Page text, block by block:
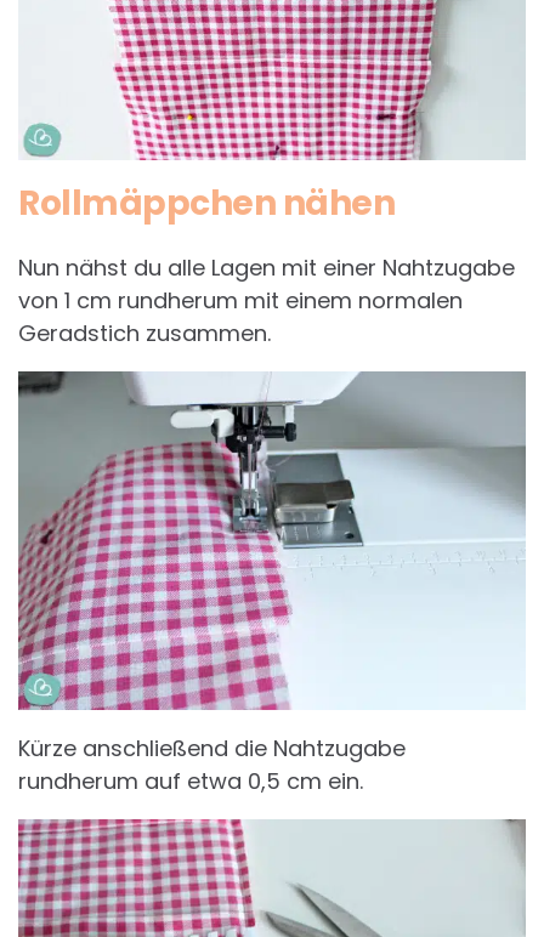
Rollmäppchen nähen
Nun nähst du alle Lagen mit einer Nahtzugabe
von 1 cm rundherum mit einem normalen
Geradstich zusammen.
Kürze anschließend die Nahtzugabe
rundherum auf etwa 0,5 cm ein.